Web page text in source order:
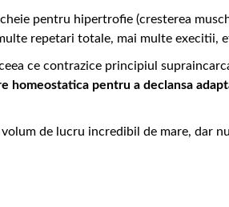
pentru hipertrofie (cresterea
repetari totale, mai multe execitii,
ce contrazice principiul
homeostatica pentru a declansa
de lucru incredibil de mare, dar